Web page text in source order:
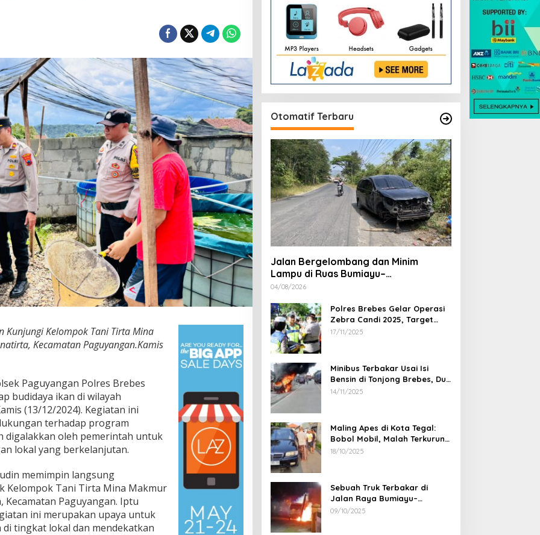
Kunjungi Kelompok Tani Tirta Mina
Kecamatan Paguyangan.Kamis
Paguyangan Polres Brebes
budidaya ikan di wilayah
(13/12/2024). Kegiatan ini
terhadap program
digalakkan oleh pemerintah untuk
lokal yang berkelanjutan.
memimpin langsung
Kelompok Tani Tirta Mina Makmur
Paguyangan. Iptu
ini merupakan upaya untuk
tingkat lokal dan mendekatkan
Otomatif Terbaru
Jalan Bergelombang dan Minim
Lampu di Ruas Bumiayu–
Bantarkawung Telan Korban, Innova
04/08/2026
Polres Brebes Gelar Operasi
Zebra Candi 2025, Target
Turunkan Kecelakaan dan
17/11/2025
Minibus Terbakar Usai Isi
Bensin di Tonjong Brebes, Dua
Penumpang Luka Bakar
14/11/2025
Maling Apes di Kota Tegal:
Bobol Mobil, Malah Terkurung
Sendiri di Dalamnya
18/10/2025
Sebuah Truk Terbakar di
Jalan Raya Bumiayu–
Bantarkawung, Diduga Akibat
09/10/2025